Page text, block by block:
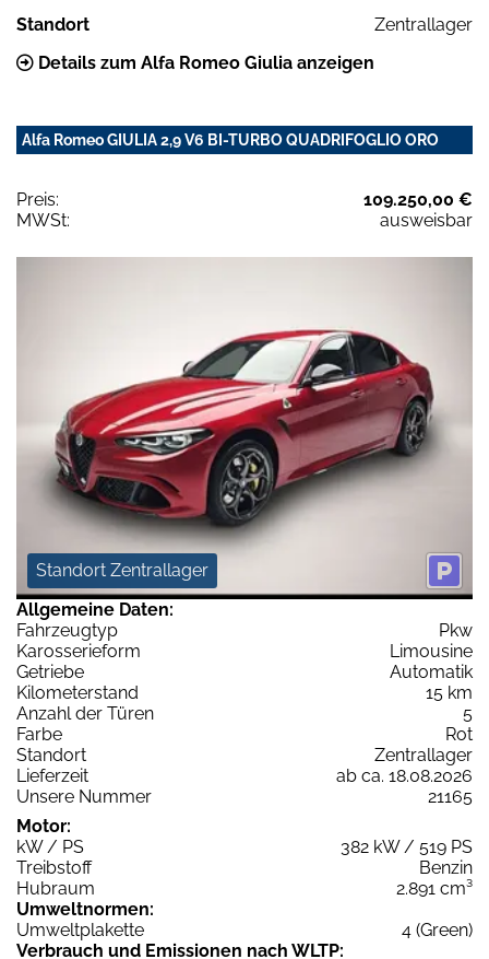
Standort
Zentrallager
Details zum Alfa Romeo Giulia anzeigen
Alfa Romeo GIULIA 2,9 V6 BI-TURBO QUADRIFOGLIO ORO
Preis:
109.250,00 €
MWSt:
ausweisbar
Standort Zentrallager
Allgemeine Daten:
Fahrzeugtyp
Pkw
Karosserieform
Limousine
Getriebe
Automatik
Kilometerstand
15 km
Anzahl der Türen
5
Farbe
Rot
Standort
Zentrallager
Lieferzeit
ab ca. 18.08.2026
Unsere Nummer
21165
Motor:
kW / PS
382 kW / 519 PS
Treibstoff
Benzin
Hubraum
2.891 cm³
Umweltnormen:
Umweltplakette
4 (Green)
Verbrauch und Emissionen nach WLTP: